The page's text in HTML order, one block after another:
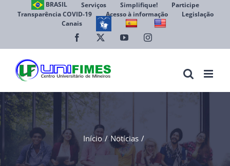
BRASIL Serviços Simplifique!
Participe
Transparência COVID-19
Acesso à informação
Legislação
Canais
Facebook YouTubeInstagram
Início Notícias